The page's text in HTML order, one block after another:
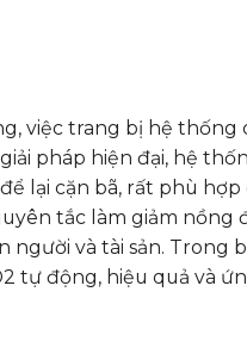
việc trang bị hệ
pháp hiện đại, hệ
lại cặn bã, rất phù
tắc làm giảm nồng
và tài sản. Trong
tự động, hiệu quả và